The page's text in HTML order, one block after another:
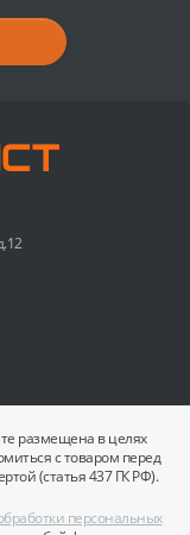
размещена в целях
с товаром перед
(статья 437 ГК РФ).
персональных